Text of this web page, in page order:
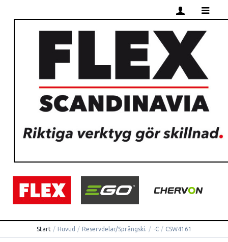
Start / Huvud / Reservdelar/Sprängski. / -C / CSW4161